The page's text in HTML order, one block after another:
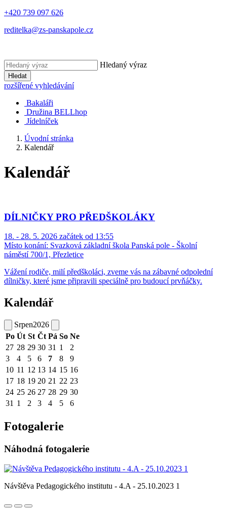
+420 739 097 626
reditelka@zs-panskapole.cz
Hledaný výraz
Hledat
rozšířené vyhledávání
Bakaláři
Družina BELLhop
Jídelníček
Úvodní stránka
Kalendář
Kalendář
DÍLNIČKY PRO PŘEDŠKOLÁKY
18. - 28. 5. 2026 začátek od 13:55
Místo konání: Svazková základní škola Panská pole - Školní
náměstí 700/1, Přezletice
Vážení rodiče, milí předškoláci, zveme vás na zábavné odpolední
dílničky, které jsme připravili speciálně pro budoucí prvňáčky.
Kalendář
Srpen2026
Po Út St Čt Pá So Ne
27 28 29 30 31 1
2
3
4 5 6 7 8
9
10 11 12 13 14 15 16
17 18 19 20 21 22 23
24 25 26 27 28 29 30
31 1 2 3 4 5 6
Fotogalerie
Náhodná fotogalerie
Návštěva Pedagogického institutu - 4.A - 25.10.2023 1